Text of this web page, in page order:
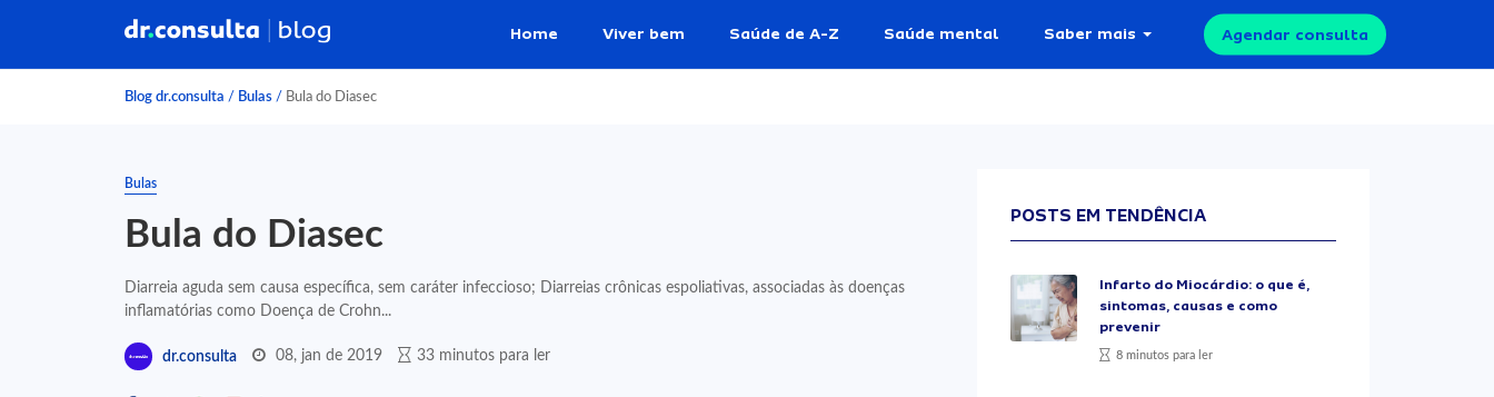
Home Viver bem Saúde de A-Z Saúde mental Saber mais Agendar consulta
Blog dr.consulta / Bulas / Bula do Diasec
Bulas
Bula do Diasec
Diarreia aguda sem causa específica, sem caráter infeccioso; Diarreias crônicas espoliativas, associadas às doenças
inflamatórias como Doença de Crohn...
dr.consulta 08, jan de 2019 33 minutos para ler
POSTS EM TENDÊNCIA
Infarto do Miocárdio: o que é,
sintomas, causas e como
prevenir
8 minutos para ler